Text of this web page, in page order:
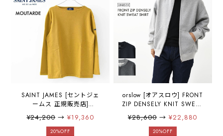
SAINT JAMES [セントジェ
ームス 正規販売店]
MOUTARDE [00jc182-md]
ダブルフェイスセーター・
ニット・ポートネック・ウ
¥24,200→¥19,360
20%OFF
orslow [オアスロウ] FRONT
ZIP DENSELY KNIT SWEAT
SHIRT [01-0042-02 / 01-
0042-60 / 01-0042-64] フ
ロントジップデンスリーニ
¥28,600→ ¥22,880
20%OFF